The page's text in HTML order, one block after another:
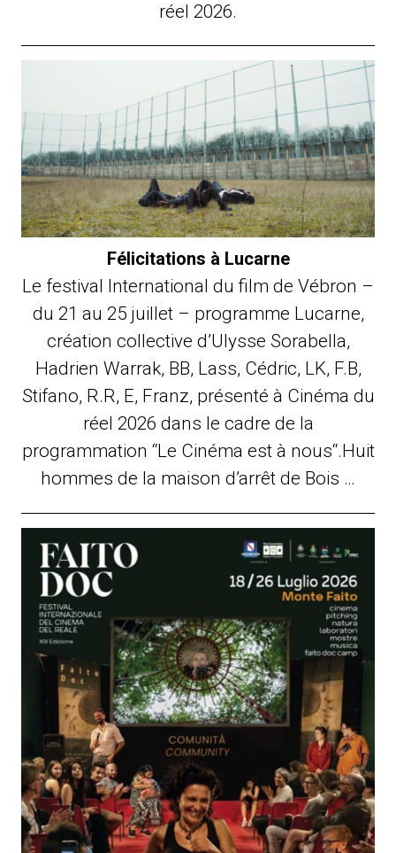
réel 2026.
Félicitations à Lucarne
Le festival International du film de Vébron –
du 21 au 25 juillet – programme Lucarne,
création collective d’Ulysse Sorabella,
Hadrien Warrak, BB, Lass, Cédric, LK, F.B,
Stifano, R.R, E, Franz, présenté à Cinéma du
réel 2026 dans le cadre de la
programmation “Le Cinéma est à nous“.Huit
hommes de la maison d’arrêt de Bois …